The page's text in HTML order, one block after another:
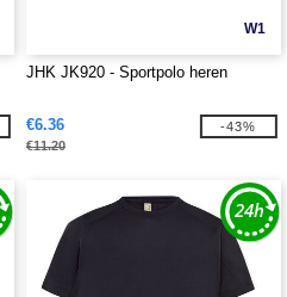
W1
JHK JK920 - Sportpolo heren
€6.36
€11.20
-43%